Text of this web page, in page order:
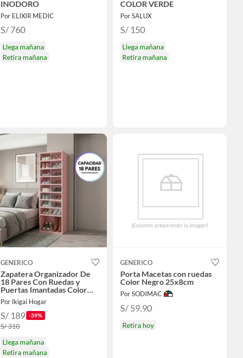
INODORO
Por ELIXIR MEDIC
S/ 760
Llega mañana
Retira mañana
COLOR VERDE
Por SALUX
S/ 150
Llega mañana
Retira mañana
GENERICO
Zapatera Organizador De
18 Pares Con Ruedas y
Puertas Imantadas Color
Rosa
Por Ikigai Hogar
S/ 189 -39%
S/ 310
Llega mañana
Retira mañana
GENERICO
Porta Macetas con ruedas
Color Negro 25x8cm
Por SODIMAC
S/ 59.90
Retira hoy